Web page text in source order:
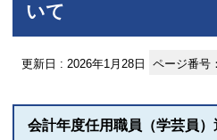
いて
更新日 : 2026年1月28日 ページ番号
会計年度任用職員（学芸員